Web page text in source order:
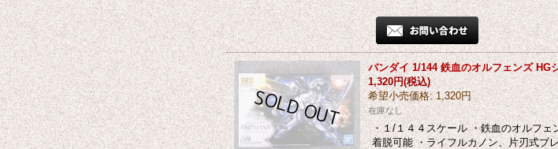
バンダイ 1/144 鉄血のオルフェンズ HG
1,320円(税込)
希望小売価格: 1,320円
在庫なし
・１/１４４スケール ・鉄血のオルフ
着脱可能 ・ライフルカノン、片刃式